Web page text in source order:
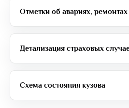
Отметки об авариях,
Детализация страховых
Схема состояния кузова